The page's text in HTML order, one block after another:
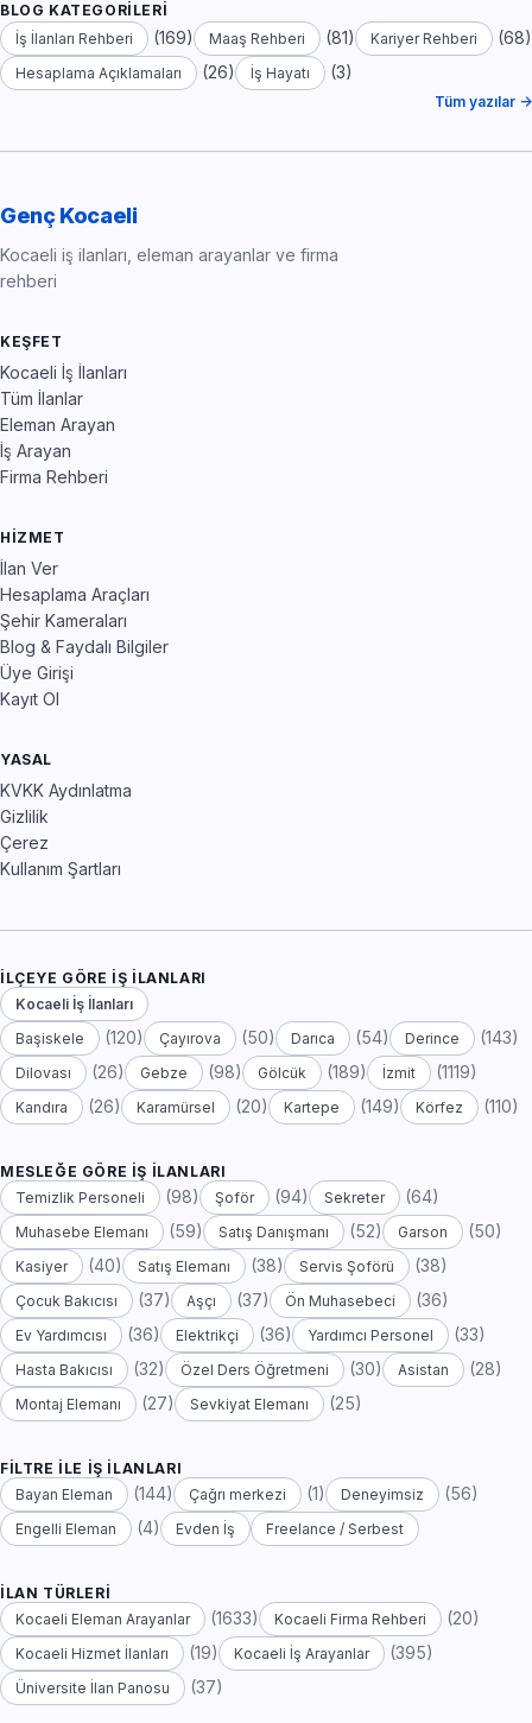
BLOG KATEGORILERI
İş İlanları Rehberi
(169) Maaş Rehberi (81) Kariyer Rehberi (68)
Hesaplama Açıklamaları (26) İş Hayatı (3)
Tüm yazılar →
Genç Kocaeli
Kocaeli iş ilanları, eleman arayanlar ve firma
rehberi
KEŞFET
Kocaeli İş İlanları
Tüm İlanlar
Eleman Arayan
İş Arayan
Firma Rehberi
HIZMET
İlan Ver
Hesaplama Araçları
Şehir Kameraları
Blog & Faydalı Bilgiler
Üye Girişi
Kayıt Ol
YASAL
KVKK Aydınlatma
Gizlilik
Çerez
Kullanım Şartları
İLÇEYE GÖRE İŞ İLANLARI
Kocaeli İş İlanları
Başiskele
(120) Çayırova (50) Darıca (54) Derince (143)
Dilovası (26) Gebze (98) Gölcük (189) İzmit (1119)
Kandıra (26) Karamürsel (20) Kartepe (149) Körfez (110)
MESLEĞE GÖRE İŞ İLANLARI
Temizlik Personeli
(98) Şoför (94) Sekreter (64)
Muhasebe Elemanı (59) Satış Danışmanı (52) Garson (50)
Kasiyer (40) Satış Elemanı (38) Servis Şoförü (38)
Çocuk Bakıcısı (37) Aşçı (37) Ön Muhasebeci (36)
Ev Yardımcısı (36) Elektrikçi (36) Yardımcı Personel (33)
Hasta Bakıcısı (32) Özel Ders Öğretmeni (30) Asistan (28)
Montaj Elemanı (27) Sevkiyat Elemanı (25)
FILTRE ILE İŞ İLANLARI
Bayan Eleman
(144) Çağrı merkezi (1) Deneyimsiz (56)
Engelli Eleman (4) Evden İş Freelance / Serbest
İLAN TÜRLERI
Kocaeli Eleman Arayanlar
(1633) Kocaeli Firma Rehberi (20)
Kocaeli Hizmet İlanları (19) Kocaeli İş Arayanlar (395)
Üniversite İlan Panosu (37)